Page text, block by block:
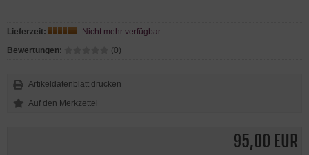
95,00 EUR
Lieferzeit:
Nicht mehr verfügbar
Bewertungen:
(0)
Artikeldatenblatt drucken